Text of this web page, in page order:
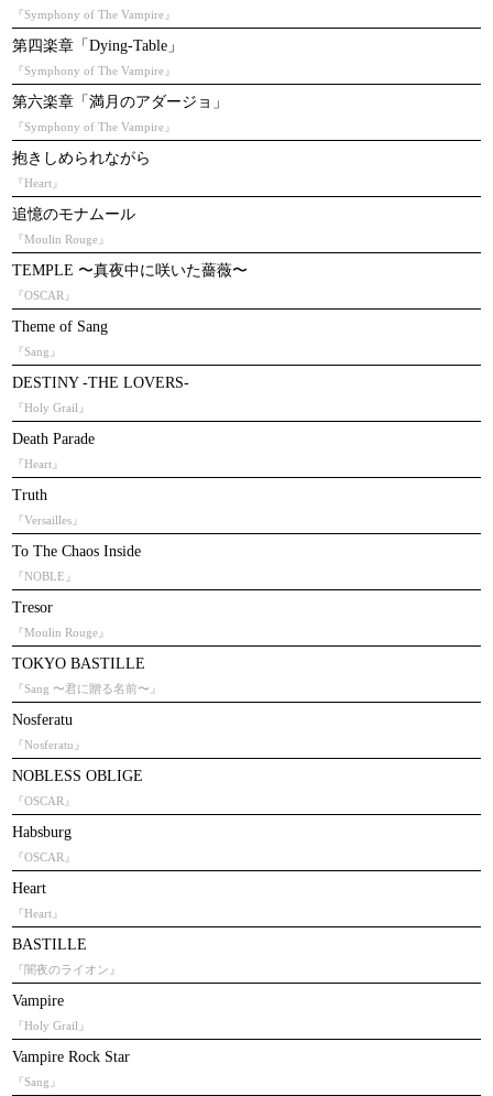
『Symphony of The Vampire』
第四楽章「Dying-Table」
『Symphony of The Vampire』
第六楽章「満月のアダージョ」
『Symphony of The Vampire』
抱きしめられながら
『Heart』
追憶のモナムール
『Moulin Rouge』
TEMPLE 〜真夜中に咲いた薔薇〜
『OSCAR』
Theme of Sang
『Sang』
DESTINY -THE LOVERS-
『Holy Grail』
Death Parade
『Heart』
Truth
『Versailles』
To The Chaos Inside
『NOBLE』
Tresor
『Moulin Rouge』
TOKYO BASTILLE
『Sang 〜君に贈る名前〜』
Nosferatu
『Nosferatu』
NOBLESS OBLIGE
『OSCAR』
Habsburg
『OSCAR』
Heart
『Heart』
BASTILLE
『闇夜のライオン』
Vampire
『Holy Grail』
Vampire Rock Star
『Sang』